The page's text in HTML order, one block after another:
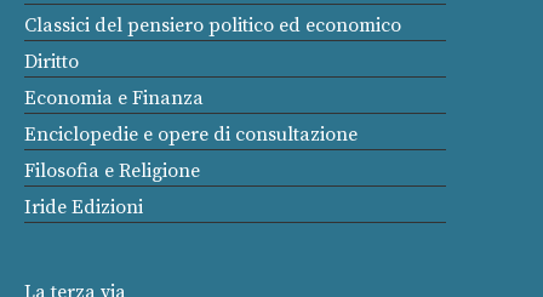
Classici del pensiero politico ed economico
Diritto
Economia e Finanza
Enciclopedie e opere di consultazione
Filosofia e Religione
Iride Edizioni